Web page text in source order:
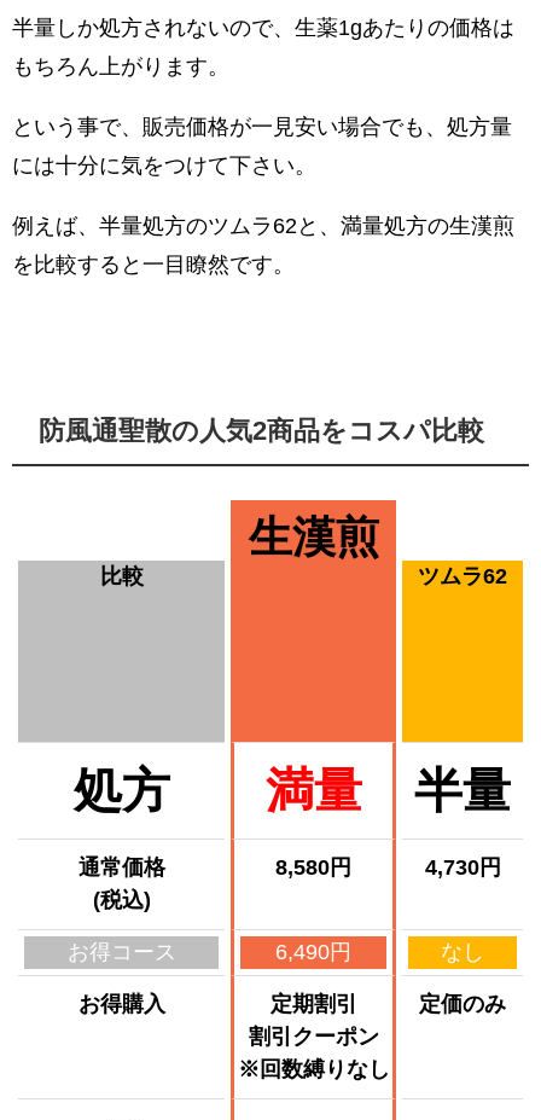
半量しか処方されないので、生薬1gあたりの価格は
もちろん上がります。
という事で、販売価格が一見安い場合でも、処方量
には十分に気をつけて下さい。
例えば、半量処方のツムラ62と、満量処方の生漢煎
を比較すると一目瞭然です。
防風通聖散の人気2商品をコスパ比較
比較
生漢煎
ツムラ62
処方 満量 半量
通常価格
(税込)
8,580円 4,730円
お得コース 6,490円 なし
お得購入
定期割引
割引クーポン
※回数縛りなし
定価のみ